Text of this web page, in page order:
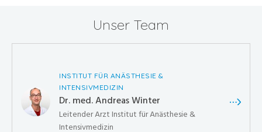
Unser Team
INSTITUT FÜR ANÄSTHESIE &
INTENSIVMEDIZIN
Dr. med. Andreas Winter
Leitender Arzt Institut für Anästhesie &
Intensivmedizin